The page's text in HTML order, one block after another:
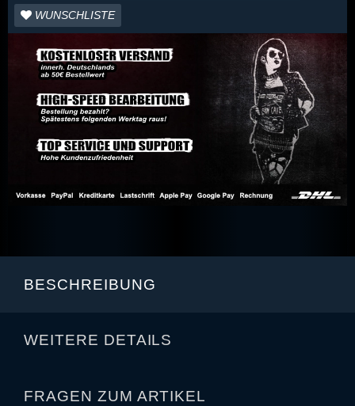
WUNSCHLISTE
BESCHREIBUNG
WEITERE DETAILS
FRAGEN ZUM ARTIKEL